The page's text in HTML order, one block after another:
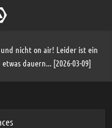
nicht on air! Leider ist ein
dauern... [2026-03-09]